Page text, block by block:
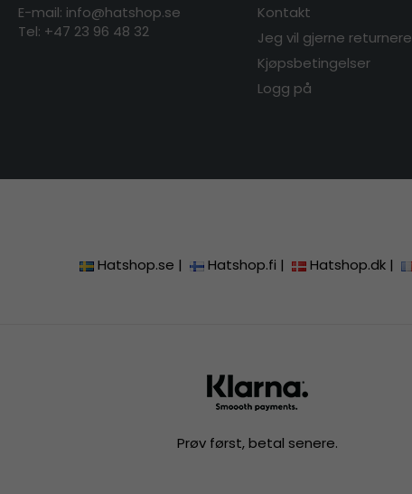
E-mail: info@hatshop.se
Tel: +47 23 96 48 32
Kontakt
Jeg vil gjerne returnere
Kjøpsbetingelser
Logg på
Hatshop.se | Hatshop.fi | Hatshop.dk |
Prøv først, betal senere.